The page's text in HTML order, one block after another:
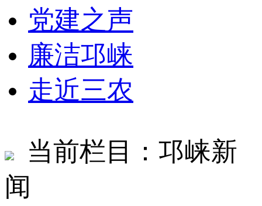
党建之声
廉洁邛崃
走近三农
当前栏目：邛崃新
闻